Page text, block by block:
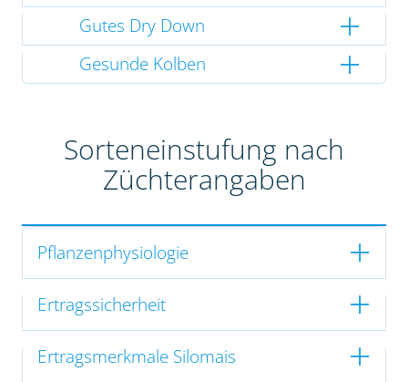
Gutes Dry Down
Gesunde Kolben
Sorteneinstufung nach
Züchterangaben
Pflanzenphysiologie
Ertragssicherheit
Ertragsmerkmale Silomais